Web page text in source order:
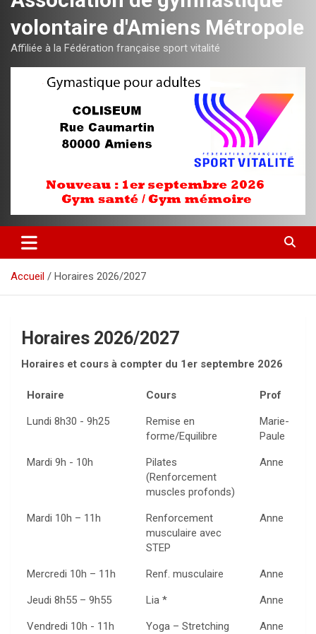
volontaire d'Amiens Métropole
Affiliée à la Fédération française sport vitalité
Accueil Horaires 2026/2027
Horaires 2026/2027
Horaires et cours à compter du 1er septembre 2026
Horaire Cours Prof
Lundi 8h30 - 9h25
Remise en
forme/Equilibre
Marie-
Paule
Mardi 9h - 10h
Pilates
(Renforcement
muscles profonds)
Anne
Mardi 10h – 11h
Renforcement
musculaire avec
STEP
Anne
Mercredi 10h – 11h Renf. musculaire Anne
Jeudi 8h55 – 9h55 Lia * Anne
Vendredi 10h - 11h Yoga – Stretching Anne